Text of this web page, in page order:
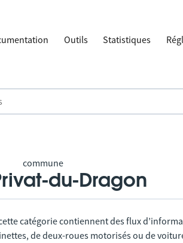
Outils Statistiques
commune
du-Dragon
catégorie contiennent des flux
de deux-roues motorisés ou de